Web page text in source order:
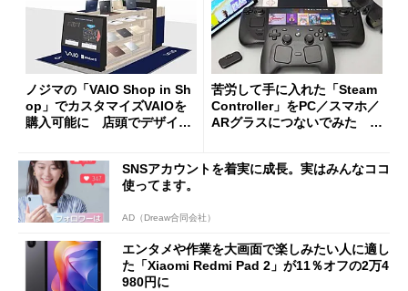
ノジマの「VAIO Shop in Sh
op」でカスタマイズVAIOを
購入可能に 店頭でデザイン
苦労して手に入れた「Steam
Controller」をPC／スマホ／
ARグラスにつないでみた ゲ
SNSアカウントを着実に成長。実はみんなココ
使ってます。
AD（Dreaw合同会社）
エンタメや作業を大画面で楽しみたい人に適し
た「Xiaomi Redmi Pad 2」が11％オフの2万4
980円に